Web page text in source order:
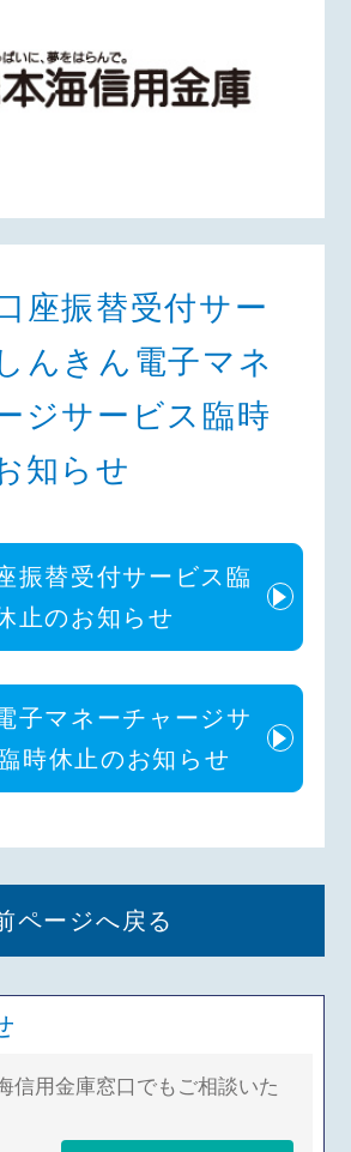
座振替受付サー
んきん電子マネ
ジサービス臨時
知らせ
振替受付サービス臨
止のお知らせ
子マネーチャージサ
時休止のお知らせ
ページへ戻る
信用金庫窓口でもご相談いた